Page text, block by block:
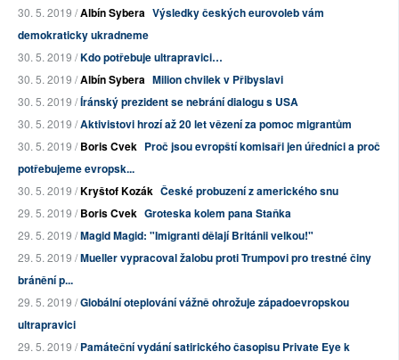
30. 5. 2019 /Albín Sybera Výsledky českých eurovoleb vám
demokraticky ukradneme
30. 5. 2019 /Kdo potřebuje ultrapravici…
30. 5. 2019 /Albín Sybera Milion chvilek v Přibyslavi
30. 5. 2019 /Íránský prezident se nebrání dialogu s USA
30. 5. 2019 /Aktivistovi hrozí až 20 let vězení za pomoc migrantům
30. 5. 2019 /Boris Cvek Proč jsou evropští komisaři jen úředníci a proč
potřebujeme evropsk...
30. 5. 2019 /Kryštof Kozák České probuzení z amerického snu
29. 5. 2019 /Boris Cvek Groteska kolem pana Staňka
29. 5. 2019 /Magid Magid: "Imigranti dělají Británii velkou!"
29. 5. 2019 /Mueller vypracoval žalobu proti Trumpovi pro trestné činy
bránění p...
29. 5. 2019 /Globální oteplování vážně ohrožuje západoevropskou
ultrapravici
29. 5. 2019 /Památeční vydání satirického časopisu Private Eye k